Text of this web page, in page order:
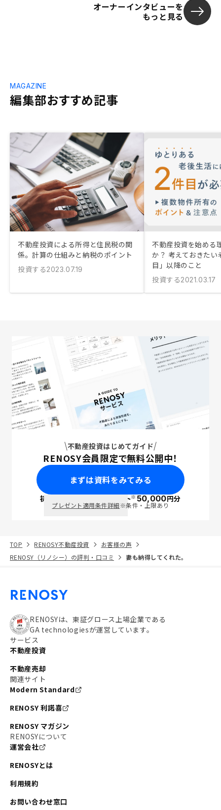
オーナーインタビューを
もっと見る
編集部おすすめ記事
MAGAZINE
不動産投資による所得と住民税の関
係。計算の仕組みと納税のポイント
投資する2023.07.19
不動産投資を始める
か？ 考えておきたい
目」以降のこと
投資する2021.03.17
不動産投資はじめてガイド
RENOSY会員限定で無料公開中！
まずは資料をみてみる
初回面談で ポイント※50,000円分
プレゼント適用条件詳細※条件・上限あり
TOP RENOSY不動産投資
お客様の声
RENOSY（リノシー）の評判・口コミ
妻も納得してくれた。
RENOSYは、東証グロース上場企業である
GA technologiesが運営しています。
サービス
不動産投資
不動産売却
関連サイト
Modern Standard
RENOSY 利諾喜
RENOSY マガジン
RENOSYについて
運営会社
RENOSYとは
利用規約
お問い合わせ窓口